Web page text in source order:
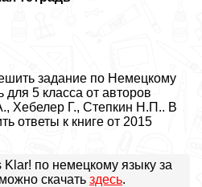
задание по Немецкому
для 5 класса от авторов
Хебелер Г., Степкин Н.П.. В
ответы к книге от 2015
Klar! по немецкому языку за
скачать здесь.